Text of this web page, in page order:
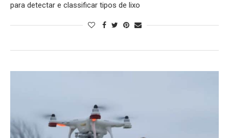
para detectar e classificar tipos de lixo